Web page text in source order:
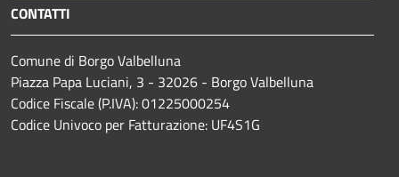
CONTATTI
Comune di Borgo Valbelluna
Piazza Papa Luciani, 3 - 32026 - Borgo Valbelluna
Codice Fiscale (P.IVA): 01225000254
Codice Univoco per Fatturazione: UF4S1G